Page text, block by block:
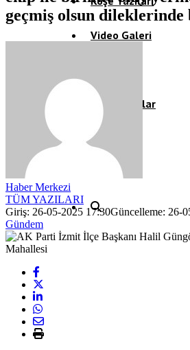
Video Galeri
Resmi İlanlar
geçmiş olsun dileklerinde
Haber Merkezi
TÜM YAZILARI
Giriş: 26-05-2025 17:30Güncelleme: 26-
Gündem